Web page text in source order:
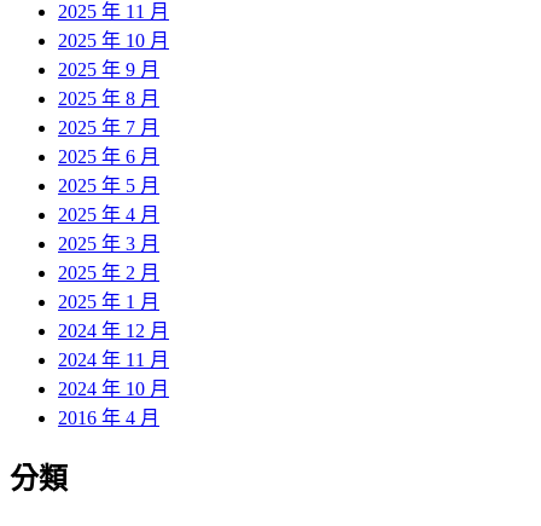
2025 年 11 月
2025 年 10 月
2025 年 9 月
2025 年 8 月
2025 年 7 月
2025 年 6 月
2025 年 5 月
2025 年 4 月
2025 年 3 月
2025 年 2 月
2025 年 1 月
2024 年 12 月
2024 年 11 月
2024 年 10 月
2016 年 4 月
分類